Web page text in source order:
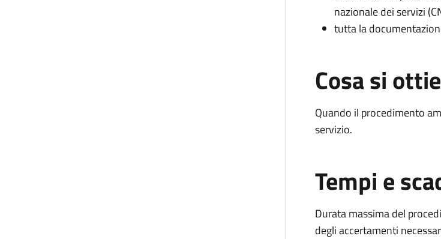
nazionale dei servizi
tutta la
Cosa si
Quando il procedimento
servizio.
Tempi e
Durata massima del
degli accertamenti